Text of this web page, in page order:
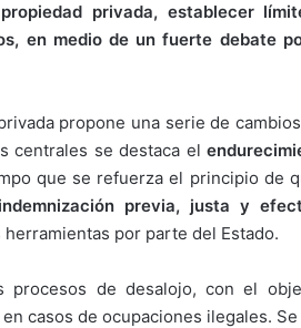
privada, establecer
en medio de un fuerte debate
propone una serie de
centrales se destaca el
que se refuerza el principio de
indemnización previa, justa y
por parte del Estado.
procesos de desalojo, con el
en casos de ocupaciones ilegales.